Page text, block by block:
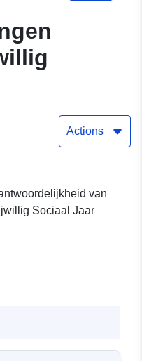
— OGC
Actions
van
Sociaal Jaar